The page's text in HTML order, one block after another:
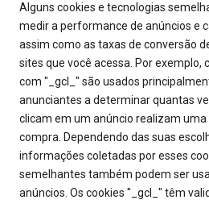
Alguns cookies e tecnologias
medir a performance de anúncios e
assim como as taxas de conversão
sites que você acessa. Por exemplo,
com "_gcl_" são usados
anunciantes a determinar quantas
clicam em um anúncio realizam
compra. Dependendo das suas
informações coletadas por esses
semelhantes também podem ser
anúncios. Os cookies "_gcl_" têm